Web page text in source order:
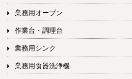
業務用オーブン
作業台・調理台
業務用シンク
業務用食器洗浄機